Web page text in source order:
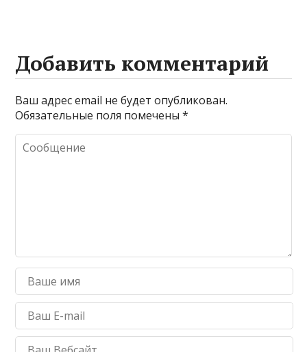
Добавить комментарий
Ваш адрес email не будет опубликован.
Обязательные поля помечены*